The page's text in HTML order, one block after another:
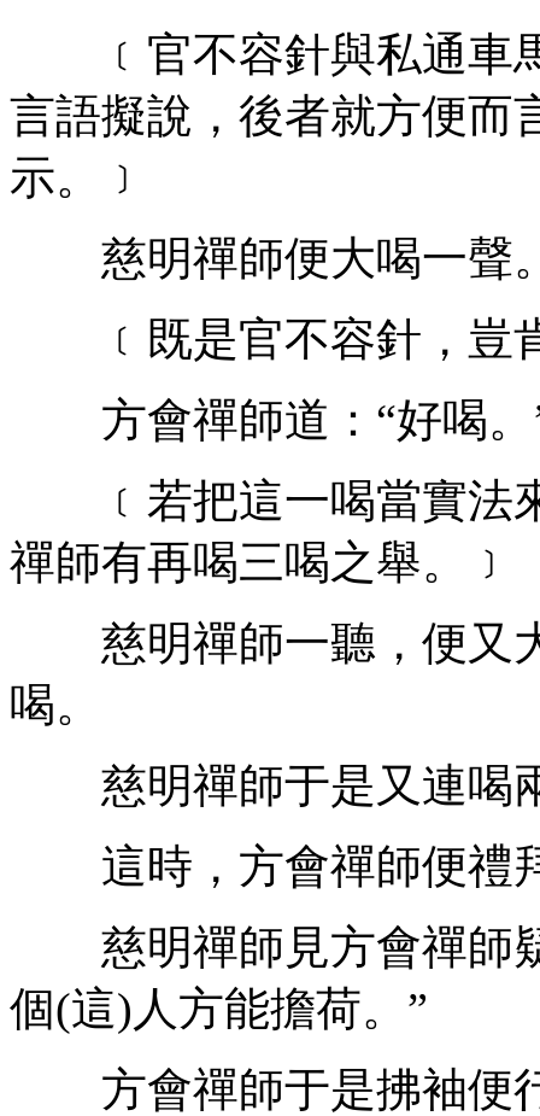
﹝官不容針與私通車
言語擬說，後者就方便而
示。﹞
慈明禪師便大喝一聲
﹝既是官不容針，豈
方會禪師道：“好喝。
﹝若把這一喝當實法
禪師有再喝三喝之舉。﹞
慈明禪師一聽，便又
喝。
慈明禪師于是又連喝
這時，方會禪師便禮
慈明禪師見方會禪師
個(這)人方能擔荷。”
方會禪師于是拂袖便